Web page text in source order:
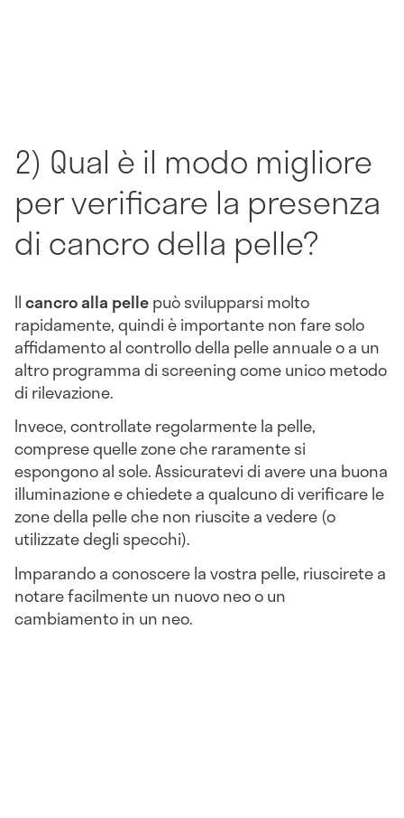
2) Qual è il modo migliore
per verificare la presenza
di cancro della pelle?
Ilcancro alla pellepuò svilupparsi molto
rapidamente, quindi è importante non fare solo
affidamento al controllo della pelle annuale o a un
altro programma di screening come unico metodo
di rilevazione.
Invece, controllate regolarmente la pelle,
comprese quelle zone che raramente si
espongono al sole. Assicuratevi di avere una buona
illuminazione e chiedete a qualcuno di verificare le
zone della pelle che non riuscite a vedere (o
utilizzate degli specchi).
Imparando a conoscere la vostra pelle, riuscirete a
notare facilmente un nuovo neo o un
cambiamento in un neo.